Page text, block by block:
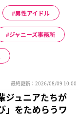
男性アイドル
ジャニーズ事務所
最終更新：2026/08/09 10:00
ュニアたちが
」をためらうワ